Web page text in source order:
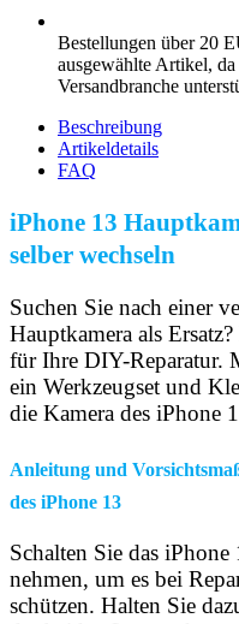
Bestellungen über 20
ausgewählte Artikel,
Versandbranche
Beschreibung
Artikeldetails
FAQ
iPhone 13
selber wechseln
Suchen Sie nach einer
Hauptkamera als
für Ihre DIY-Reparatur.
ein Werkzeugset und
die Kamera des iPhone
Anleitung und
des iPhone 13
Schalten Sie das iPhone
nehmen, um es bei
schützen. Halten Sie